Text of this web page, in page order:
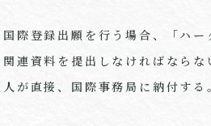
際登録出願を行う場合、「ハー
連資料を提出しなければならな
が直接、国際事務局に納付する